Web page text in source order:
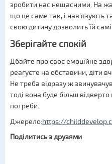
зробити нас нещасними. На
що це саме так, і нав'язують
свою дитину дозволить їй
Зберігайте спокій
Дбайте про своє емоційне
реагуєте на обставини, діти
Не треба відразу ж
тоді вона буде більш
потреби.
Джерело:https://
Поділитись з друзями